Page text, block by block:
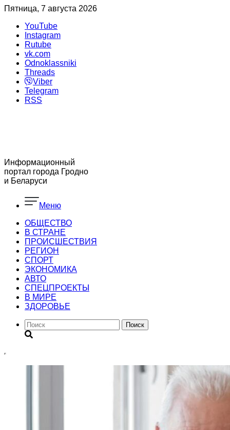
Пятница, 7 августа 2026
YouTube
Instagram
Rutube
vk.com
Odnoklassniki
Threads
Viber
Telegram
RSS
Информационный
портал города Гродно
и Беларуси
Меню
ОБЩЕСТВО
В СТРАНЕ
ПРОИСШЕСТВИЯ
РЕГИОН
CПОРТ
ЭКОНОМИКА
АВТО
СПЕЦПРОЕКТЫ
В МИРЕ
ЗДОРОВЬЕ
Поиск